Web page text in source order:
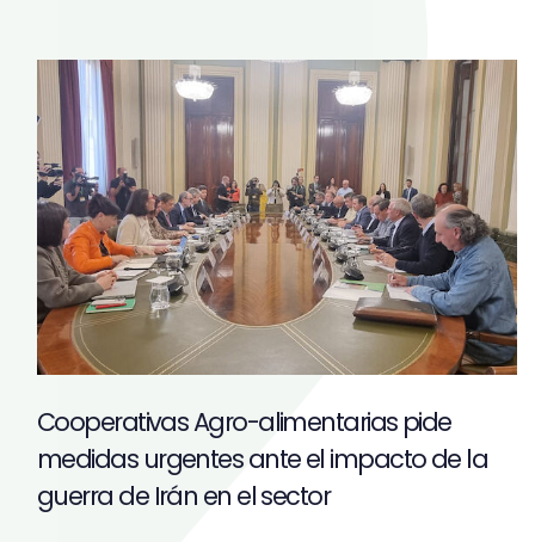
Cooperativas Agro-alimentarias pide
medidas urgentes ante el impacto de la
guerra de Irán en el sector